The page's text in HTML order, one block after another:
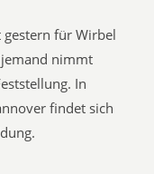
gestern für Wirbel
nimmt
In
findet sich